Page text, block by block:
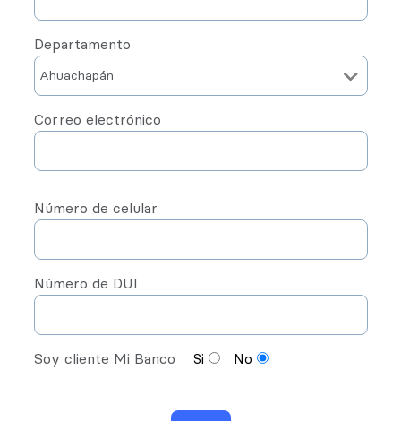
Departamento
Correo electrónico
Número de celular
Número de DUI
Soy cliente Mi Banco Si No